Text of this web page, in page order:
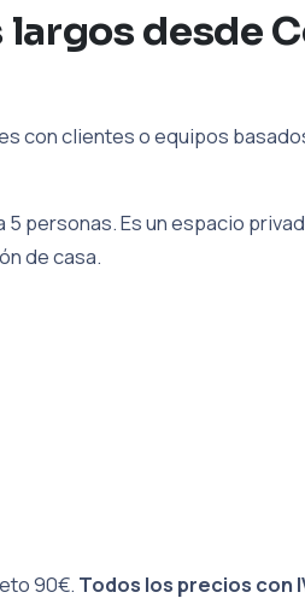
largos desde
con clientes o equipos
personas. Es un espacio
de casa.
90€. Todos los precios con